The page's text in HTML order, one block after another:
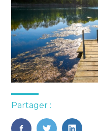
Partager :